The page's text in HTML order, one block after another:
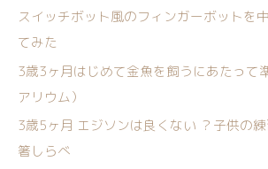
スイッチボット風のフィンガーボットを
てみた
3歳3ヶ月はじめて金魚を飼うにあたって
アリウム）
3歳5ヶ月 エジソンは良くない ？子供の
箸しらべ